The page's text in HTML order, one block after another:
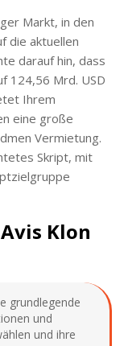
Markt, in den
die aktuellen
darauf hin, dass
124,56 Mrd. USD
Ihrem
eine große
Vermietung.
Skript, mit
Klon
grundlegende
und
und ihre